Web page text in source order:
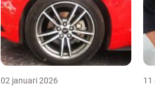
02 januari 2026 11